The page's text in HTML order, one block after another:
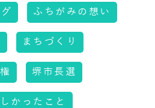
ふちがみの想い
まちづくり
堺市長選
かったこと